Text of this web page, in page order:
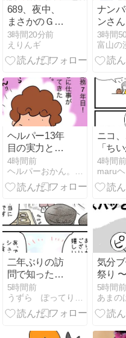
689、夜中、
まさかのＧと
遭遇？
3時間20分前
えりんギ
ナン
ンさ
同人マ
って
ャン
3時間
ヘルパー13年
目の実力と真
実
4時間前
ニコ
「ち
にハマ
4時間前
二年ぶりの訪
問で知った新
作の洋菓子
【群馬で夏休
み⑨】
5時間前
気分
祭り
ラオ
5時間前